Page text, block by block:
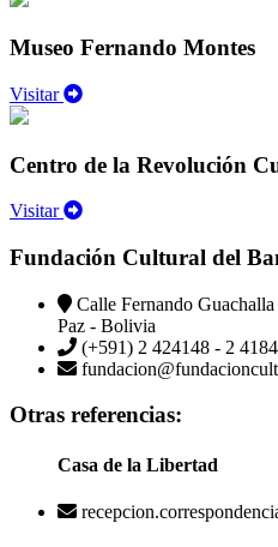
Museo Fernando Montes
Visitar
Centro de la Revolución
Visitar
Fundación Cultural del
Calle Fernando
Paz - Bolivia
(+591) 2 424148 - 2
Otras referencias:
Casa de la Libertad